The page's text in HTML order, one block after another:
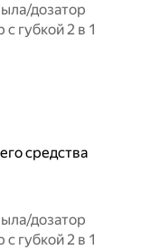
дозатор
губкой 2 в 1
средства
дозатор
губкой 2 в 1